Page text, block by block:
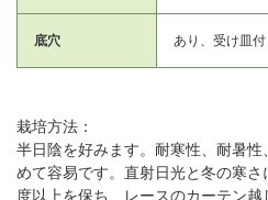
底穴 あり、受け皿付
栽培方法：
半日陰を好みます。耐寒性、耐暑
めて容易です。直射日光と冬の寒
度以上を保ち、レースのカーテン